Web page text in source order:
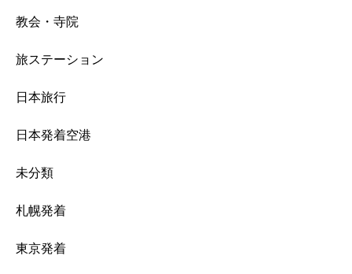
教会・寺院
旅ステーション
日本旅行
日本発着空港
未分類
札幌発着
東京発着